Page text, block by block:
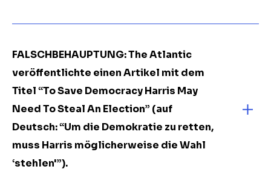
FALSCHBEHAUPTUNG: The Atlantic
veröffentlichte einen Artikel mit dem
Titel “To Save Democracy Harris May
Need To Steal An Election” (auf
Deutsch: “Um die Demokratie zu retten,
muss Harris möglicherweise die Wahl
‘stehlen'”).